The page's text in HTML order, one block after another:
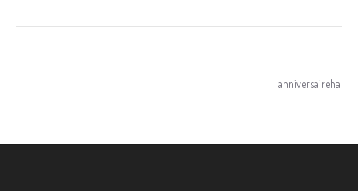
anniversaireha